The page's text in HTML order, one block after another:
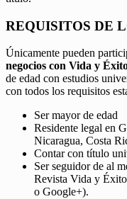
REQUISITOS DE
Únicamente pueden
negocios con Vida y
de edad con estudios
con todos los requisitos
Ser mayor de edad
Residente legal en
Nicaragua, Costa
Contar con título
Ser seguidor de al
Revista Vida y
o Google+).